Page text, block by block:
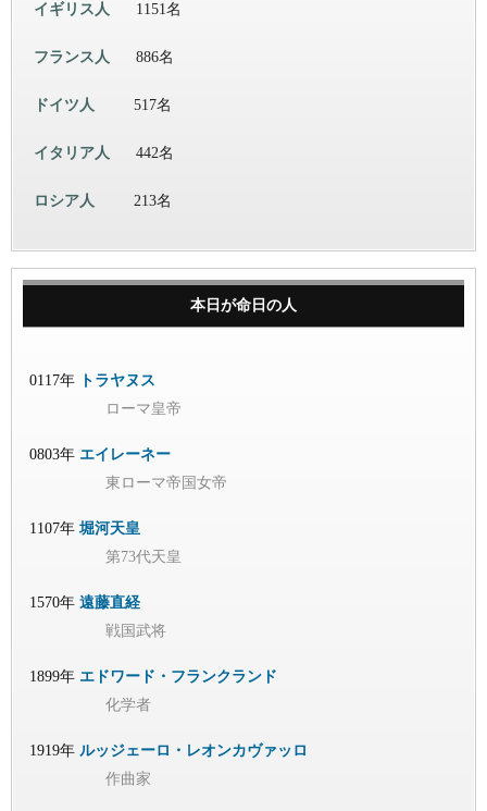
イギリス人 1151名
フランス人 886名
ドイツ人 517名
イタリア人 442名
ロシア人 213名
本日が命日の人
0117年
トラヤヌス
ローマ皇帝
0803年 エイレーネー
東ローマ帝国女帝
1107年 堀河天皇
第73代天皇
1570年 遠藤直経
戦国武将
1899年 エドワード・フランクランド
化学者
1919年 ルッジェーロ・レオンカヴァッロ
作曲家